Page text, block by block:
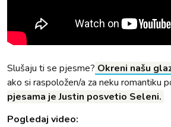
Slušaju ti se pjesme? Okreni našu
ako si raspoložen/a za neku romantiku
pjesama je Justin posvetio Seleni.
Pogledaj video: